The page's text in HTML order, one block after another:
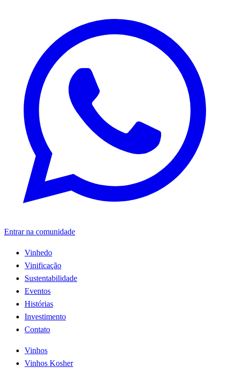
Entrar na comunidade
Vinhedo
Vinificação
Sustentabilidade
Eventos
Histórias
Investimento
Contato
Vinhos
Vinhos Kosher